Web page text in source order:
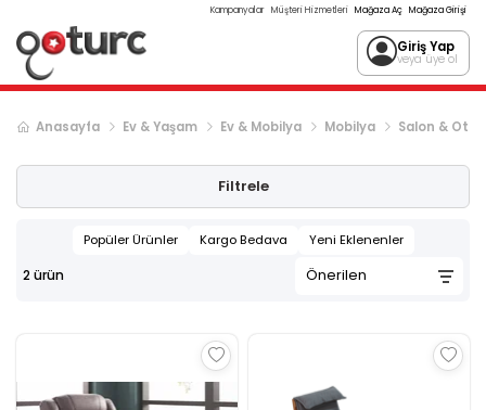
Kampanyalar Müşteri Hizmetleri Mağaza Aç Mağaza Girişi
Giriş Yap
veya üye ol
Anasayfa Ev & Yaşam Ev & Mobilya Mobilya Salon &
Filtrele
Popüler Ürünler Kargo Bedava Yeni Eklenenler
2ürün